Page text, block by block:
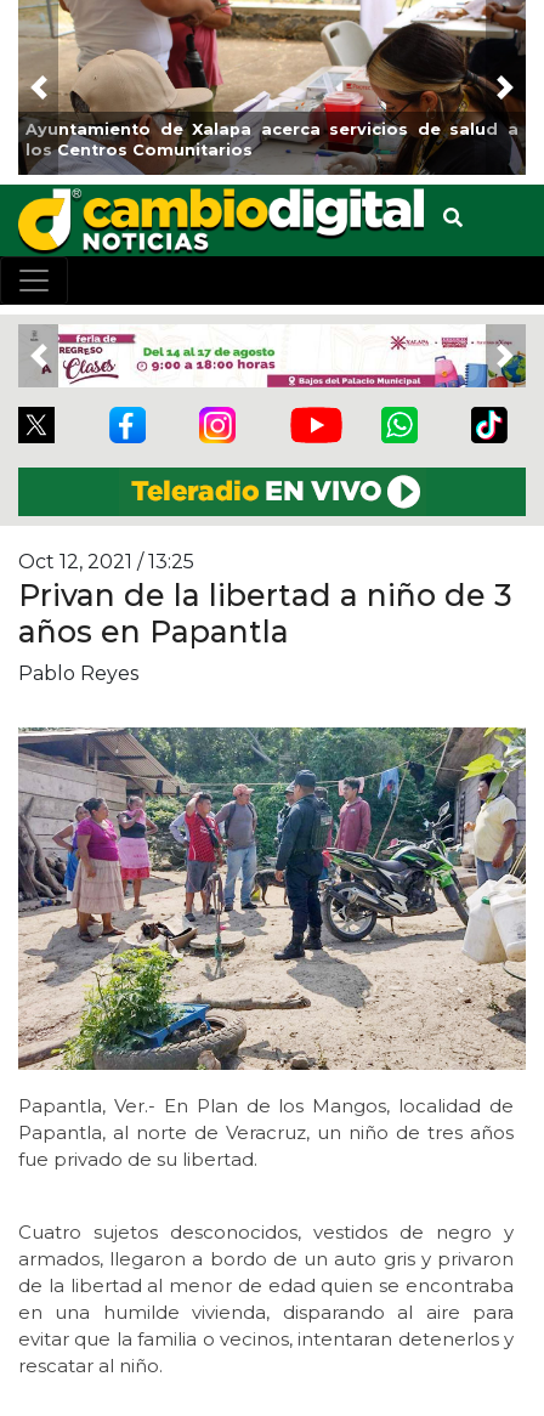
de Xalapa acerca servicios de salud a
Comunitarios
el
Previous
Previous
Oct 12, 2021 / 13:25
Privan de la libertad a niño de 3
años en Papantla
Pablo Reyes
Papantla, Ver.- En Plan de los Mangos, localidad de
Papantla, al norte de Veracruz, un niño de tres años
fue privado de su libertad.
Cuatro sujetos desconocidos, vestidos de negro y
armados, llegaron a bordo de un auto gris y privaron
de la libertad al menor de edad quien se encontraba
en una humilde vivienda, disparando al aire para
evitar que la familia o vecinos, intentaran detenerlos y
rescatar al niño.